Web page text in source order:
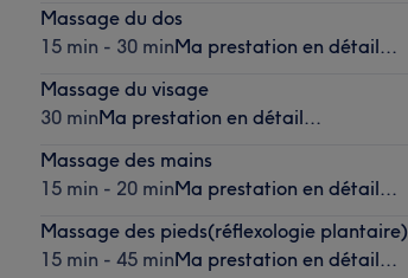
Massage du dos
15 min - 30 minMa prestation en détail...
Massage du visage
30 minMa prestation en détail...
Massage des mains
15 min - 20 minMa prestation en détail...
Massage des pieds(réflexologie plantaire)
15 min - 45 minMa prestation en détail...